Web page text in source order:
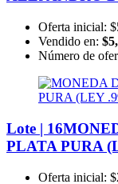
Oferta inicial:
Vendido en:
Número de
Lote | 16
PLATA PURA
Oferta inicial: